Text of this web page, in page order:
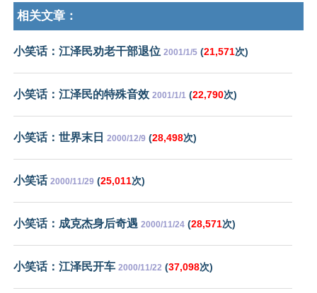
相关文章：
小笑话：江泽民劝老干部退位 2001/1/5 (21,571次)
小笑话：江泽民的特殊音效 2001/1/1 (22,790次)
小笑话：世界末日 2000/12/9 (28,498次)
小笑话 2000/11/29 (25,011次)
小笑话：成克杰身后奇遇 2000/11/24 (28,571次)
小笑话：江泽民开车 2000/11/22 (37,098次)